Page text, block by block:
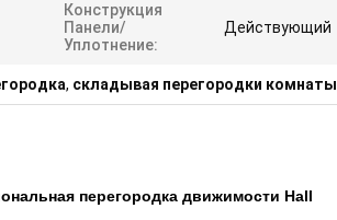
Конструкция
Панели/
Уплотнение:
Действующий
, складывая перегородки комнаты
перегородка движимости Hall